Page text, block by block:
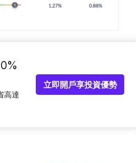
高達
立即開戶享投資優勢